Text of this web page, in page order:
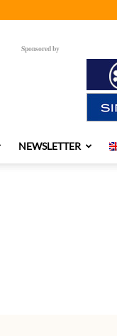
Sponsored by
NEWSLETTER